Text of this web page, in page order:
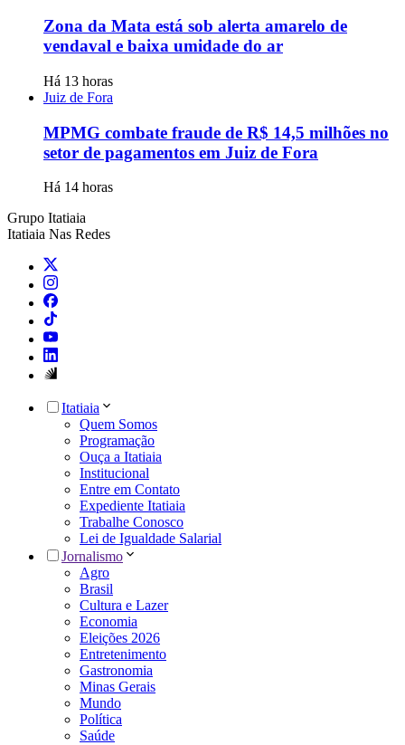
Zona da Mata está sob alerta amarelo de
vendaval e baixa umidade do ar
Há 13 horas
Juiz de Fora
MPMG combate fraude de R$ 14,5 milhões no
setor de pagamentos em Juiz de Fora
Há 14 horas
Grupo Itatiaia
Itatiaia Nas Redes
Itatiaia
Quem Somos
Programação
Ouça a Itatiaia
Institucional
Entre em Contato
Expediente Itatiaia
Trabalhe Conosco
Lei de Igualdade Salarial
Jornalismo
Agro
Brasil
Cultura e Lazer
Economia
Eleições 2026
Entretenimento
Gastronomia
Minas Gerais
Mundo
Política
Saúde